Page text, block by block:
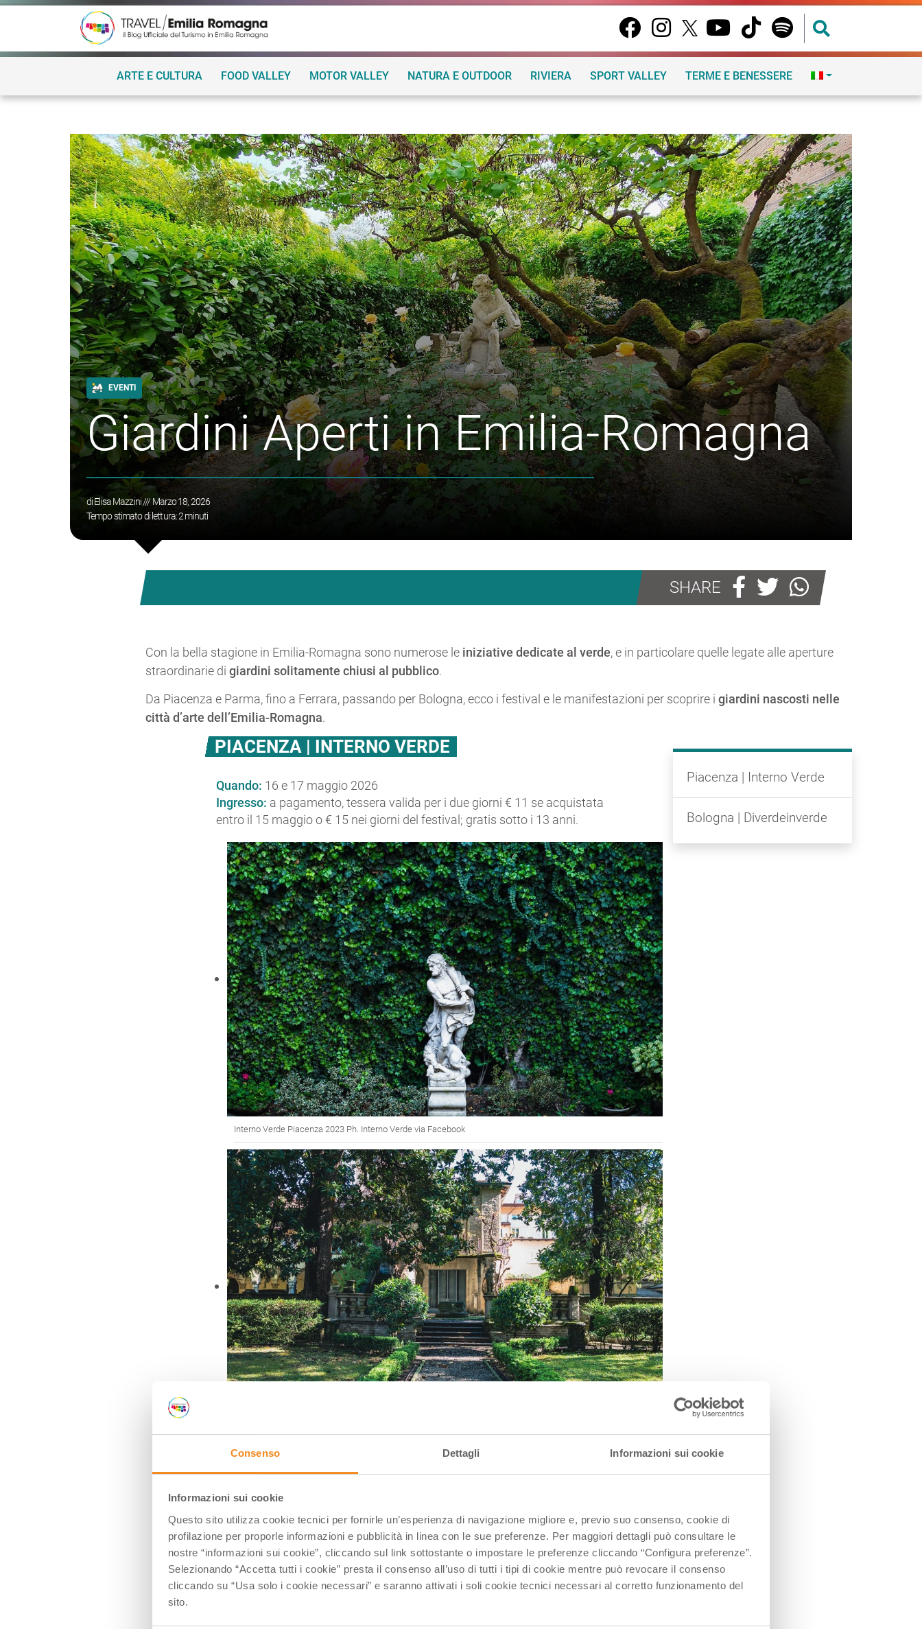
Consenso Dettagli Informazioni sui cookie
Informazioni sui cookie
Questo sito utilizza cookie tecnici per fornirle un’esperienza di navigazione migliore e, previo suo consenso, cookie di
profilazione per proporle informazioni e pubblicità in linea con le sue preferenze. Per maggiori dettagli può consultare le
nostre “informazioni sui cookie”, cliccando sul link sottostante o impostare le preferenze cliccando “Configura preferenze”.
Selezionando “Accetta tutti i cookie” presta il consenso all’uso di tutti i tipi di cookie mentre può revocare il consenso
cliccando su “Usa solo i cookie necessari” e saranno attivati i soli cookie tecnici necessari al corretto funzionamento del
sito.
ARTE E CULTURA FOOD VALLEY MOTOR VALLEY NATURA E OUTDOOR RIVIERA SPORT VALLEY TERME E BENESSERE
EVENTI
Giardini Aperti in Emilia-Romagna
diElisa Mazzini/// Marzo 18, 2026
Tempo stimato di lettura:2minuti
SHARE
Con la bella stagione in Emilia-Romagna sono numerose le iniziative dedicate al verde, e in particolare quelle legate alle aperture
straordinarie di giardini solitamente chiusi al pubblico.
Da Piacenza e Parma, fino a Ferrara, passando per Bologna, ecco i festival e le manifestazioni per scoprire i giardini nascosti nelle
città d’arte dell’Emilia-Romagna.
PIACENZA | INTERNO VERDE
Quando: 16 e 17 maggio 2026
Ingresso: a pagamento, tessera valida per i due giorni € 11 se acquistata
entro il 15 maggio o € 15 nei giorni del festival; gratis sotto i 13 anni.
Interno Verde Piacenza 2023 Ph. Interno Verde via Facebook
Interno Verde Piacenza 2023 Ph. Interno Verde via Facebook
I giardini più suggestivi e curiosi
aprono eccezionalmente le loro
porte al pubblico in occasione di Interno Verde, il festival diffuso che dal 2023
Piacenza | Interno Verde
Bologna | Diverdeinverde